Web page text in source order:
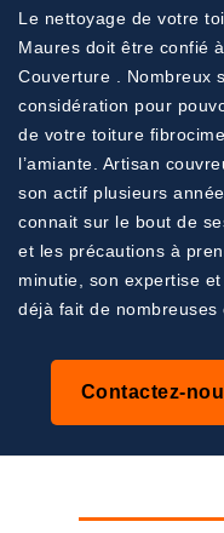
Le nettoyage de votre
Maures doit être confié
Couverture . Nombreux
considération pour
de votre toiture
l’amiante. Artisan
son actif plusieurs
connait sur le bout de
et les précautions à
minutie, son expertise
déjà fait de nombreuses
Contactez-